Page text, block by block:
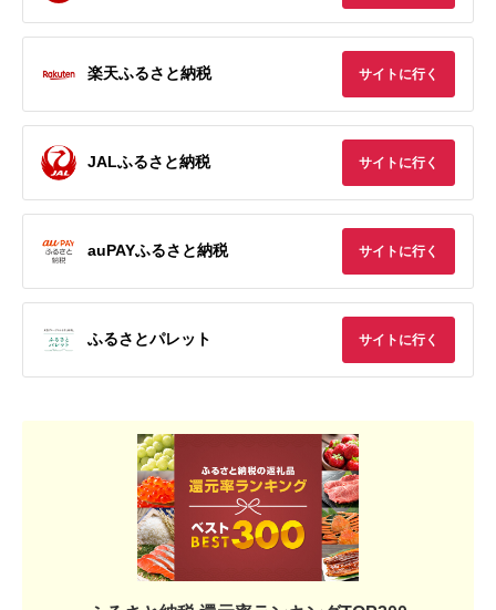
楽天ふるさと納税 サイトに行く
JALふるさと納税 サイトに行く
auPAYふるさと納税 サイトに行く
ふるさとパレット サイトに行く